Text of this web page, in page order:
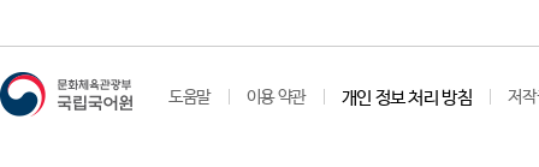
도움말 이용 약관 개인 정보 처리 방침 저